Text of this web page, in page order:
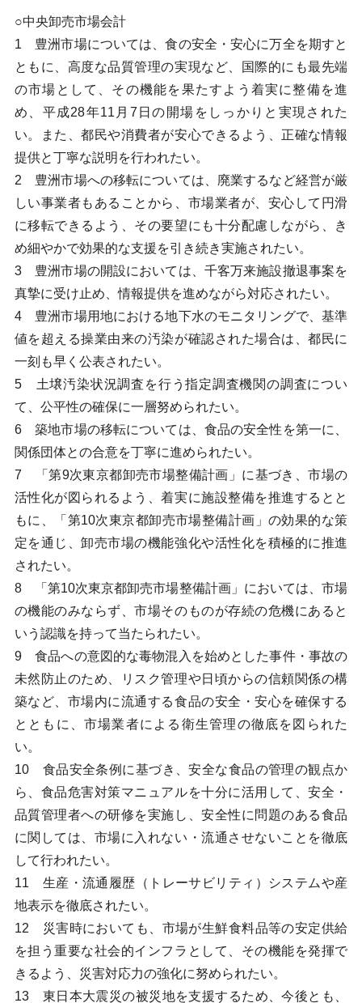
○中央卸売市場会計
1 豊洲市場については、食の安全・安心に万全を期すと
ともに、高度な品質管理の実現など、国際的にも最先端
の市場として、その機能を果たすよう着実に整備を進
め、平成28年11月7日の開場をしっかりと実現された
い。また、都民や消費者が安心できるよう、正確な情報
提供と丁寧な説明を行われたい。
2 豊洲市場への移転については、廃業するなど経営が厳
しい事業者もあることから、市場業者が、安心して円滑
に移転できるよう、その要望にも十分配慮しながら、き
め細やかで効果的な支援を引き続き実施されたい。
3 豊洲市場の開設においては、千客万来施設撤退事案を
真摯に受け止め、情報提供を進めながら対応されたい。
4 豊洲市場用地における地下水のモニタリングで、基準
値を超える操業由来の汚染が確認された場合は、都民に
一刻も早く公表されたい。
5 土壌汚染状況調査を行う指定調査機関の調査につい
て、公平性の確保に一層努められたい。
6 築地市場の移転については、食品の安全性を第一に、
関係団体との合意を丁寧に進められたい。
7 「第9次東京都卸売市場整備計画」に基づき、市場の
活性化が図られるよう、着実に施設整備を推進するとと
もに、「第10次東京都卸売市場整備計画」の効果的な策
定を通じ、卸売市場の機能強化や活性化を積極的に推進
されたい。
8 「第10次東京都卸売市場整備計画」においては、市場
の機能のみならず、市場そのものが存続の危機にあると
いう認識を持って当たられたい。
9 食品への意図的な毒物混入を始めとした事件・事故の
未然防止のため、リスク管理や日頃からの信頼関係の構
築など、市場内に流通する食品の安全・安心を確保する
とともに、市場業者による衛生管理の徹底を図られた
い。
10 食品安全条例に基づき、安全な食品の管理の観点か
ら、食品危害対策マニュアルを十分に活用して、安全・
品質管理者への研修を実施し、安全性に問題のある食品
に関しては、市場に入れない・流通させないことを徹底
して行われたい。
11 生産・流通履歴（トレーサビリティ）システムや産
地表示を徹底されたい。
12 災害時においても、市場が生鮮食料品等の安定供給
を担う重要な社会的インフラとして、その機能を発揮で
きるよう、災害対応力の強化に努められたい。
13 東日本大震災の被災地を支援するため、今後とも、